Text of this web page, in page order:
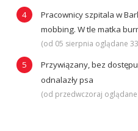
Pracownicy szpitala w
mobbing. W tle matka
(od 05 sierpnia oglądane
Przywiązany, bez
odnalazły psa
(od przedwczoraj oglądane